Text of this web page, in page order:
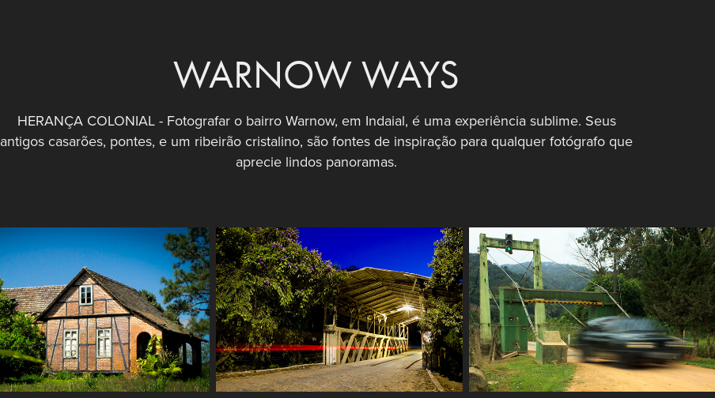
WARNOW WAYS
HERANÇA COLONIAL - Fotografar o bairro Warnow, em Indaial, é uma experiência sublime. Seus
antigos casarões, pontes, e um ribeirão cristalino, são fontes de inspiração para qualquer fotógrafo que
aprecie lindos panoramas.